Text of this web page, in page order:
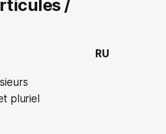
/
RU
pluriel